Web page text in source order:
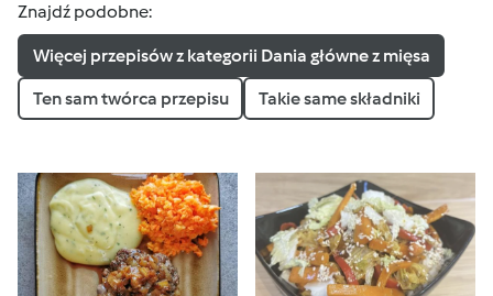
Znajdź podobne:
Więcej przepisów z kategorii Dania główne z mięsa
Ten sam twórca przepisu Takie same składniki